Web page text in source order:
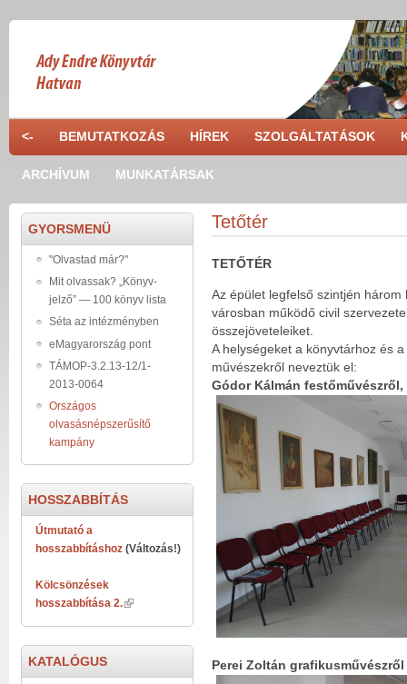
<- BEMUTATKOZÁS HÍREK SZOLGÁLTATÁSOK
ARCHÍVUM MUNKATÁRSAK
Tetőtér
TETŐTÉR
Az épület legfelső szintjén három
városban működő civil
összejöveteleiket.
A helységeket a könyvtárhoz és
művészekről neveztük el:
Gódor Kálmán festőművészről,
Perei Zoltán grafikusművészről
GYORSMENÜ
"Olvastad már?"
Mit olvassak? „Könyv-
jelző” — 100 könyv lista
Séta az intézményben
eMagyarország pont
TÁMOP-3.2.13-12/1-
2013-0064
Országos
olvasásnépszerűsítő
kampány
HOSSZABBÍTÁS
Útmutató a
hosszabbításhoz (Változás!)
Kölcsönzések
hosszabbítása 2.
KATALÓGUS